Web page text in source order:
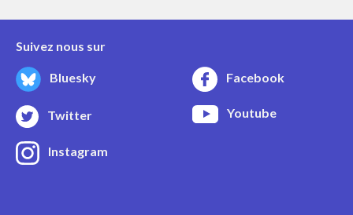
Suivez nous sur
Bluesky Facebook
Twitter Youtube
Instagram